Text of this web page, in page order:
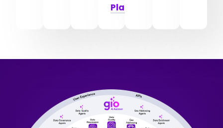
Places